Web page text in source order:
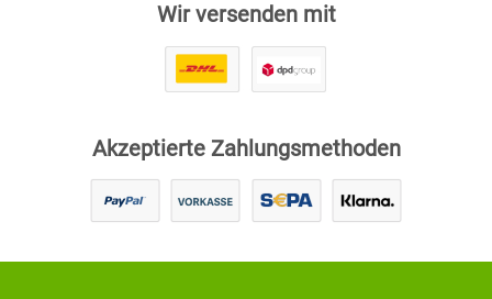
Wir versenden mit
Akzeptierte Zahlungsmethoden